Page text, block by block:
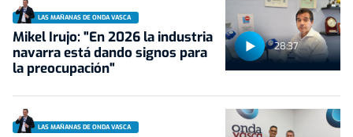
28:37
LAS MAÑANAS DE ONDA VASCA
Mikel Irujo: "En 2026 la industria
navarra está dando signos para
la preocupación"
LAS MAÑANAS DE ONDA VASCA